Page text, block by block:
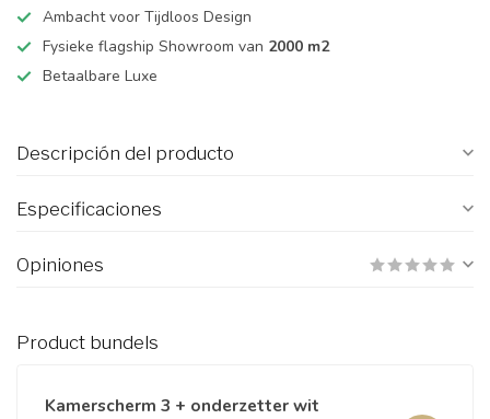
Ambacht voor Tijdloos Design
Fysieke flagship Showroom van 2000 m2
Betaalbare Luxe
Descripción del producto
Especificaciones
Opiniones
Product bundels
Kamerscherm 3 + onderzetter wit